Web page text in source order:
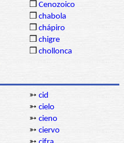
❒ Cenozoico
❒ chabola
❒ chápiro
❒ chigre
❒ chollonca
➳ cid
➳ cielo
➳ cieno
➳ ciervo